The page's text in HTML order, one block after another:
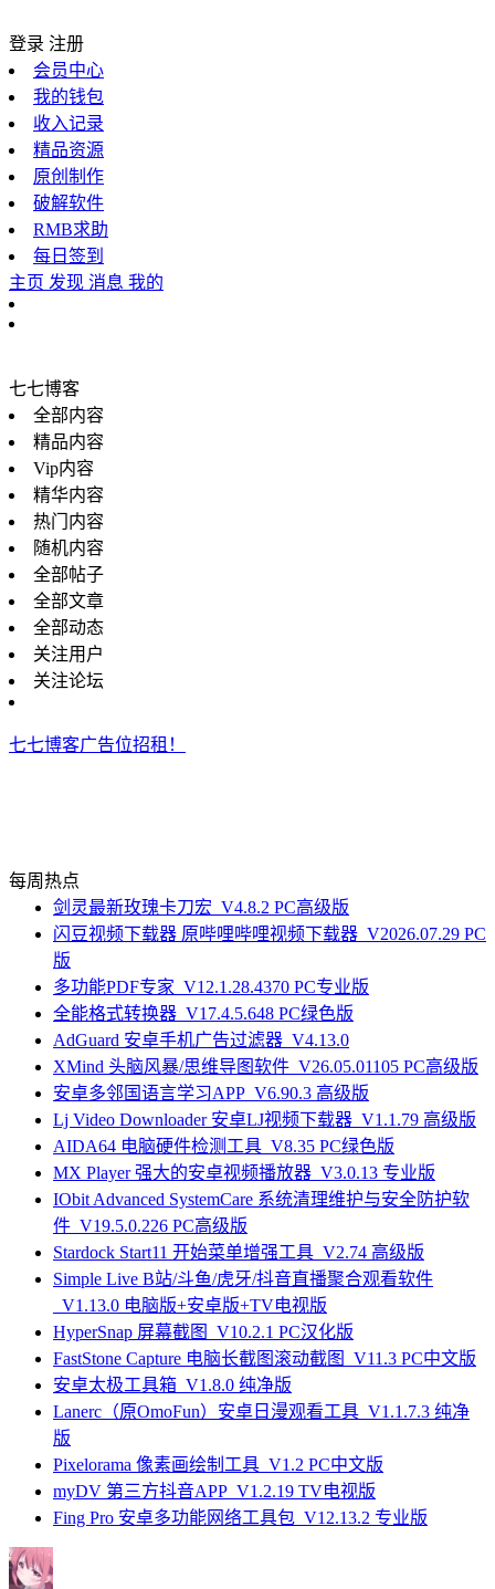
登录 注册
会员中心
我的钱包
收入记录
精品资源
原创制作
破解软件
RMB求助
每日签到
主页 发现 消息 我的
七七博客
全部内容
精品内容
Vip内容
精华内容
热门内容
随机内容
全部帖子
全部文章
全部动态
关注用户
关注论坛
七七博客广告位招租！
每周热点
剑灵最新玫瑰卡刀宏_V4.8.2 PC高级版
闪豆视频下载器 原哔哩哔哩视频下载器_V2026.07.29 PC
版
多功能PDF专家_V12.1.28.4370 PC专业版
全能格式转换器_V17.4.5.648 PC绿色版
AdGuard 安卓手机广告过滤器_V4.13.0
XMind 头脑风暴/思维导图软件_V26.05.01105 PC高级版
安卓多邻国语言学习APP_V6.90.3 高级版
Lj Video Downloader 安卓LJ视频下载器_V1.1.79 高级版
AIDA64 电脑硬件检测工具_V8.35 PC绿色版
MX Player 强大的安卓视频播放器_V3.0.13 专业版
IObit Advanced SystemCare 系统清理维护与安全防护软
件_V19.5.0.226 PC高级版
Stardock Start11 开始菜单增强工具_V2.74 高级版
Simple Live B站/斗鱼/虎牙/抖音直播聚合观看软件
_V1.13.0 电脑版+安卓版+TV电视版
HyperSnap 屏幕截图_V10.2.1 PC汉化版
FastStone Capture 电脑长截图滚动截图_V11.3 PC中文版
安卓太极工具箱_V1.8.0 纯净版
Lanerc（原OmoFun）安卓日漫观看工具_V1.1.7.3 纯净
版
Pixelorama 像素画绘制工具_V1.2 PC中文版
myDV 第三方抖音APP_V1.2.19 TV电视版
Fing Pro 安卓多功能网络工具包_V12.13.2 专业版